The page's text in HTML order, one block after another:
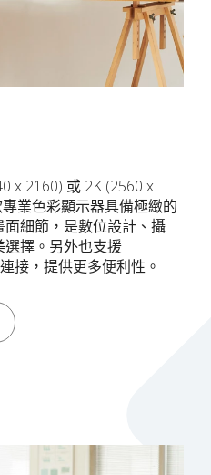
x 2160) 或 2K (2560 x
業色彩顯示器具備極緻的
細節，是數位設計、攝
擇。另外也支援
接，提供更多便利性。